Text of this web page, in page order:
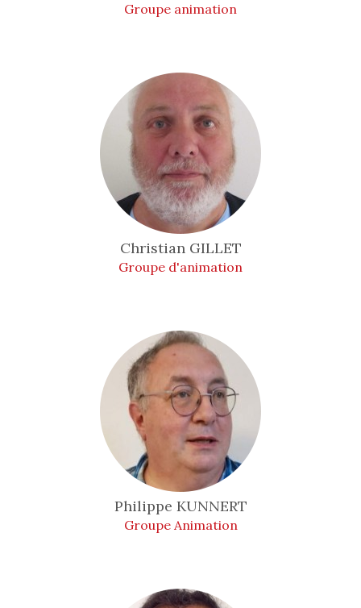
Groupe animation
Christian GILLET
Groupe d'animation
Philippe KUNNERT
Groupe Animation